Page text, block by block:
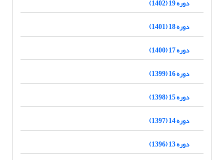
دوره 19 (1402)
دوره 18 (1401)
دوره 17 (1400)
دوره 16 (1399)
دوره 15 (1398)
دوره 14 (1397)
دوره 13 (1396)